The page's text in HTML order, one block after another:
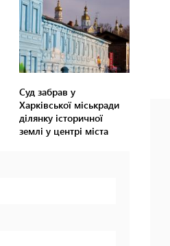
Суд забрав у
Харківської міськради
ділянку історичної
землі у центрі міста